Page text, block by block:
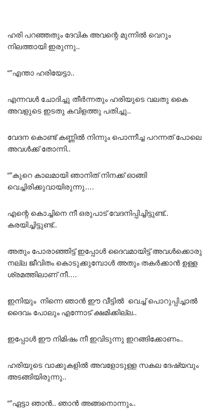
ഹരി പറഞ്ഞതും ദേവിക അവന്റെ മുന്നിൽ വെറും
നിലത്തായി ഇരുന്നു..
“”എന്താ ഹരിയേട്ടാ..
എന്നവൾ ചോദിച്ചു തീർന്നതും ഹരിയുടെ വലതു കൈ
അവളുടെ ഇടതു കവിളത്തു പതിച്ചു..
വേദന കൊണ്ട് കണ്ണിൽ നിന്നും പൊന്നീച്ച പറന്നത് പോലെ
അവൾക്ക് തോന്നി..
“”കുറെ കാലമായി ഞാനിത് നിനക്ക് ഓങ്ങി
വെച്ചിരിക്കുവായിരുന്നു….
എന്റെ കൊച്ചിനെ നീ ഒരുപാട് വേദനിപ്പിച്ചിട്ടുണ്ട്..
കരയിച്ചിട്ടുണ്ട്..
അതും പോരാഞ്ഞിട്ട് ഇപ്പോൾ ദൈവമായിട്ട് അവൾക്കൊരു
നല്ല ജീവിതം കൊടുക്കുമ്പോൾ അതും തകർക്കാൻ ഉള്ള
ശ്രമത്തിലാണ് നീ….
ഇനിയും നിന്നെ ഞാൻ ഈ വീട്ടിൽ വെച്ച് പൊറുപ്പിച്ചാൽ
ദൈവം പോലും എന്നോട് ക്ഷമിക്കില്ല..
ഇപ്പോൾ ഈ നിമിഷം നീ ഇവിടുന്നു ഇറങ്ങിക്കോണം..
ഹരിയുടെ വാക്കുകളിൽ അവളോടുള്ള സകല ദേഷ്യവും
അടങ്ങിയിരുന്നു..
“”ഏട്ടാ ഞാൻ.. ഞാൻ അങ്ങനൊന്നും..